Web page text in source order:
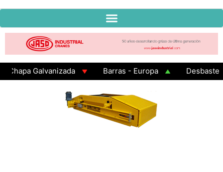
Galvanizada Barras - Europa
Desbaste - Asia